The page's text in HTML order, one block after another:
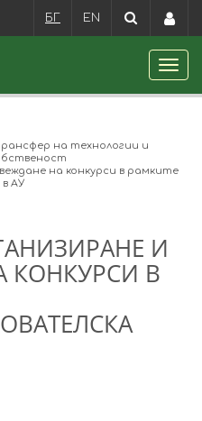
БГ EN
на технологии и
на конкурси в рамките
АУ
И
КОНКУРСИ В